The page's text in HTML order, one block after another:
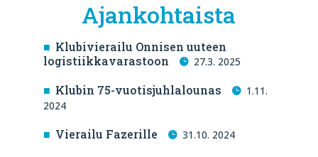
Ajankohtaista
Klubivierailu Onnisen uuteen
logistiikkavarastoon
27.3. 2025
Klubin 75-vuotisjuhlalounas
1.11.
2024
Vierailu Fazerille 31.10. 2024